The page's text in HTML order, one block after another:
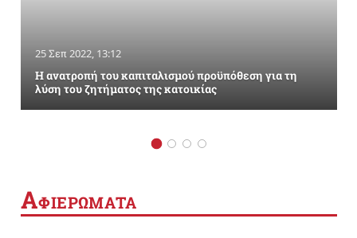
25 Σεπ 2022, 13:12
Η ανατροπή του καπιταλισμού προϋπόθεση για τη
λύση του ζητήματος της κατοικίας
ΑΦΙΕΡΩΜΑΤΑ